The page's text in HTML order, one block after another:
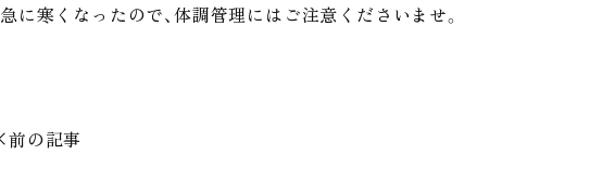
急に寒くなったので、体調管理にはご注意くださいませ。
前の記事